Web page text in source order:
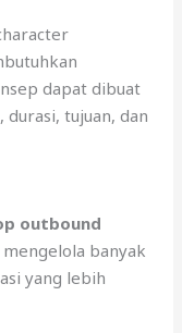
dapat dibuat
durasi, tujuan, dan
outbound
banyak
yang lebih